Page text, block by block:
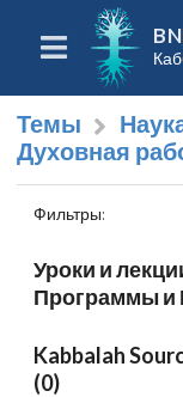
Темы
Духовная
Фильтры:
Уроки и
Программы и
Kabbalah
(0)